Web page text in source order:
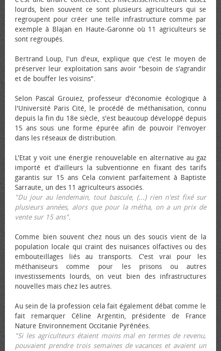
lourds, bien souvent ce sont plusieurs agriculteurs qui se
regroupent pour créer une telle infrastructure comme par
exemple à Blajan en Haute-Garonne où 11 agriculteurs se
sont regroupés.
Bertrand Loup, l'un d'eux, explique que c'est le moyen de
préserver leur exploitation sans avoir "besoin de s'agrandir
et de bouffer les voisins".
Selon Pascal Grouiez, professeur d'économie écologique à
l'Université Paris Cité, le procédé de méthanisation, connu
depuis la fin du 18e siècle, s'est beaucoup développé depuis
15 ans sous une forme épurée afin de pouvoir l'envoyer
dans les réseaux de distribution.
L'Etat y voit une énergie renouvelable en alternative au gaz
importé et d'ailleurs la subventionne en fixant des tarifs
garantis sur 15 ans Cela convient parfaitement à Baptiste
Sarraute, un des 11 agriculteurs associés.
"Du jour au lendemain, tout bascule, (...) rien n'est fixé sur
plusieurs années, alors que pour la métha, on a un prix de
vente sur 15 ans".
Comme bien souvent chez nous un des soucis vient de la
population locale qui craint des nuisances olfactives ou des
embouteillages liés au transports. C'est vrai pour les
méthaniseurs comme pour les prisons ou autres
investissements lourds, on veut bien des infrastructures
nouvelles mais chez les autres.
Au sein de la profession cela fait également débat comme le
fait remarquer Céline Argentin, présidente de France
Nature Environnement Occitanie Pyrénées.
"Si les agriculteurs étaient moins mal en termes de revenu,
pouvaient prendre trois semaines de vacances et avaient un